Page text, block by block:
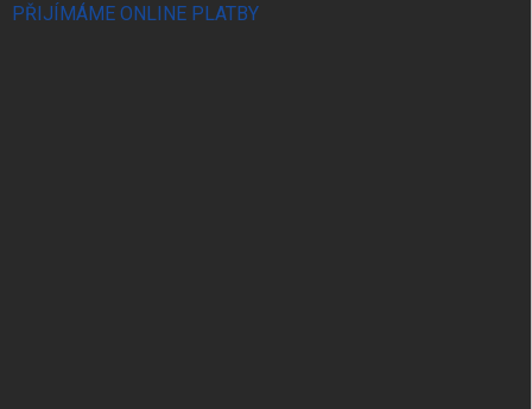
PŘIJÍMÁME ONLINE PLATBY